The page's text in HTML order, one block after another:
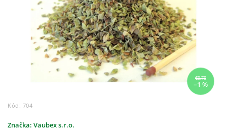
€0,70
–1 %
Kód: 704
Značka: Vaubex s.r.o.